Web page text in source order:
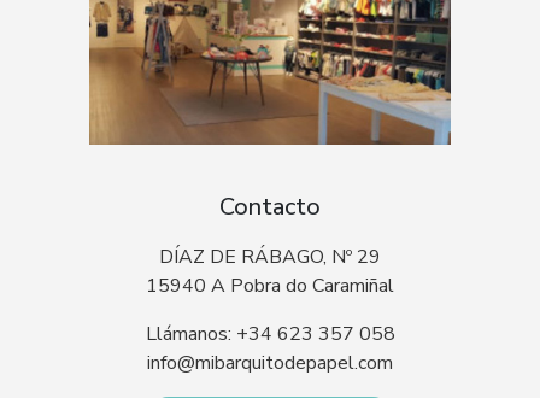
Contacto
DÍAZ DE RÁBAGO, Nº 29
15940 A Pobra do Caramiñal
Llámanos: +34 623 357 058
info@mibarquitodepapel.com